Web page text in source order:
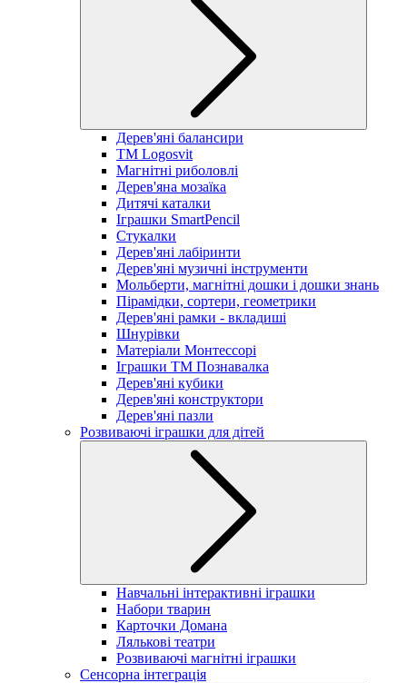
Дерев'яні балансири
TM Logosvit
Магнітні риболовлі
Дерев'яна мозаїка
Дитячі каталки
Іграшки SmartPencil
Стукалки
Дерев'яні лабіринти
Дерев'яні музичні інструменти
Мольберти, магнітні дошки і дошки знань
Пірамідки, сортери, геометрики
Дерев'яні рамки - вкладиші
Шнурівки
Матеріали Монтессорі
Іграшки ТМ Познавалка
Дерев'яні кубики
Дерев'яні конструктори
Дерев'яні пазли
Розвиваючі іграшки для дітей
Навчальні інтерактивні іграшки
Набори тварин
Карточки Домана
Лялькові театри
Розвиваючі магнітні іграшки
Сенсорна інтеграція